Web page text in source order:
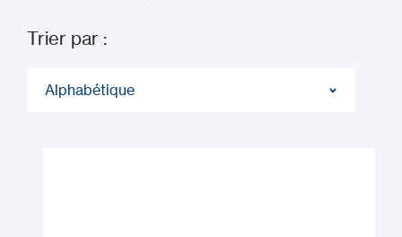
Trier par :
Alphabétique